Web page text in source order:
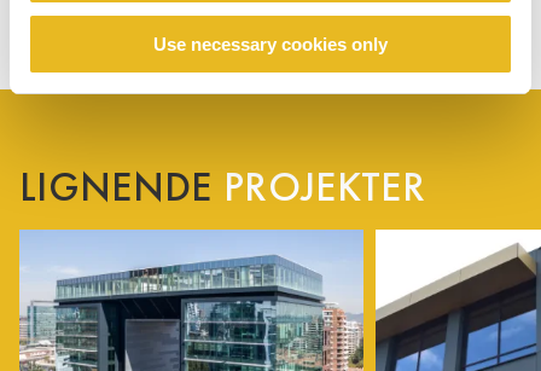
Use necessary cookies only
LIGNENDE PROJEKTER